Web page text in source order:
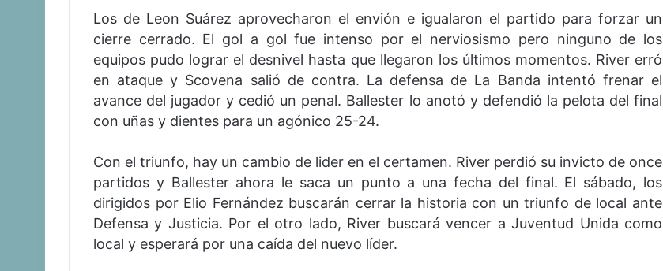
Los de Leon Suárez aprovecharon el envión e igualaron el partido para forzar un
cierre cerrado. El gol a gol fue intenso por el nerviosismo pero ninguno de los
equipos pudo lograr el desnivel hasta que llegaron los últimos momentos. River erró
en ataque y Scovena salió de contra. La defensa de La Banda intentó frenar el
avance del jugador y cedió un penal. Ballester lo anotó y defendió la pelota del final
con uñas y dientes para un agónico 25-24.
Con el triunfo, hay un cambio de lider en el certamen. River perdió su invicto de once
partidos y Ballester ahora le saca un punto a una fecha del final. El sábado, los
dirigidos por Elio Fernández buscarán cerrar la historia con un triunfo de local ante
Defensa y Justicia. Por el otro lado, River buscará vencer a Juventud Unida como
local y esperará por una caída del nuevo líder.